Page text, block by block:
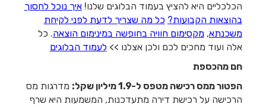
הכלכליים היא להציץ בעמוד הבלוגים שלנו!איך נוכל לחסוך
בהוצאות הקבועות? כל מה שצריך לדעת לפני לקיחת
משכנתא,מקסימום חוויה בחופשה במינימום הוצאה. כל
אלה ועוד מחכים לכם ולכן אצלנו >> לעמוד הבלוגים
חם מהכספת
הפטור ממס רכישה מטפס ל-1.9 מיליון שקל:
מדרגות מס
הרכישה על רכישת דירה מתעדכנות, המשמעות היא שרף